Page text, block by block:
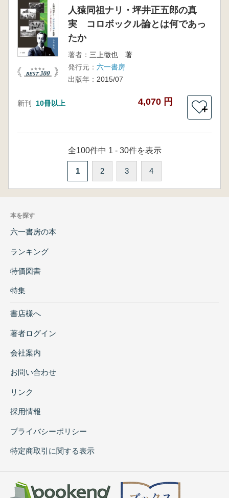
人猿同祖ナリ・坪井正五郎の真
実 コロボックル論とは何であっ
たか
著者： 三上徹也 著
発行元： 六一書房
出版年： 2015/07
新刊 10冊以上 4,070 円
＋
全100件中 1 - 30件を表示
1 2 3 4
本を探す
六一書房の本
ランキング
特価図書
特集
書店様へ
著者ログイン
会社案内
お問い合わせ
リンク
採用情報
プライバシーポリシー
特定商取引に関する表示